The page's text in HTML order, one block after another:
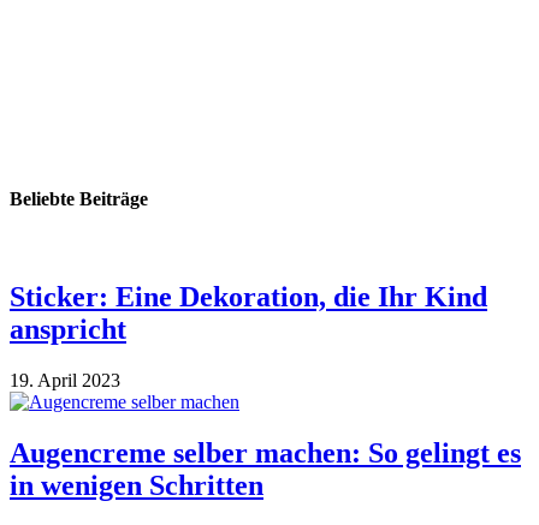
Beliebte Beiträge
Sticker: Eine Dekoration, die Ihr Kind
anspricht
19. April 2023
Augencreme selber machen: So gelingt es
in wenigen Schritten